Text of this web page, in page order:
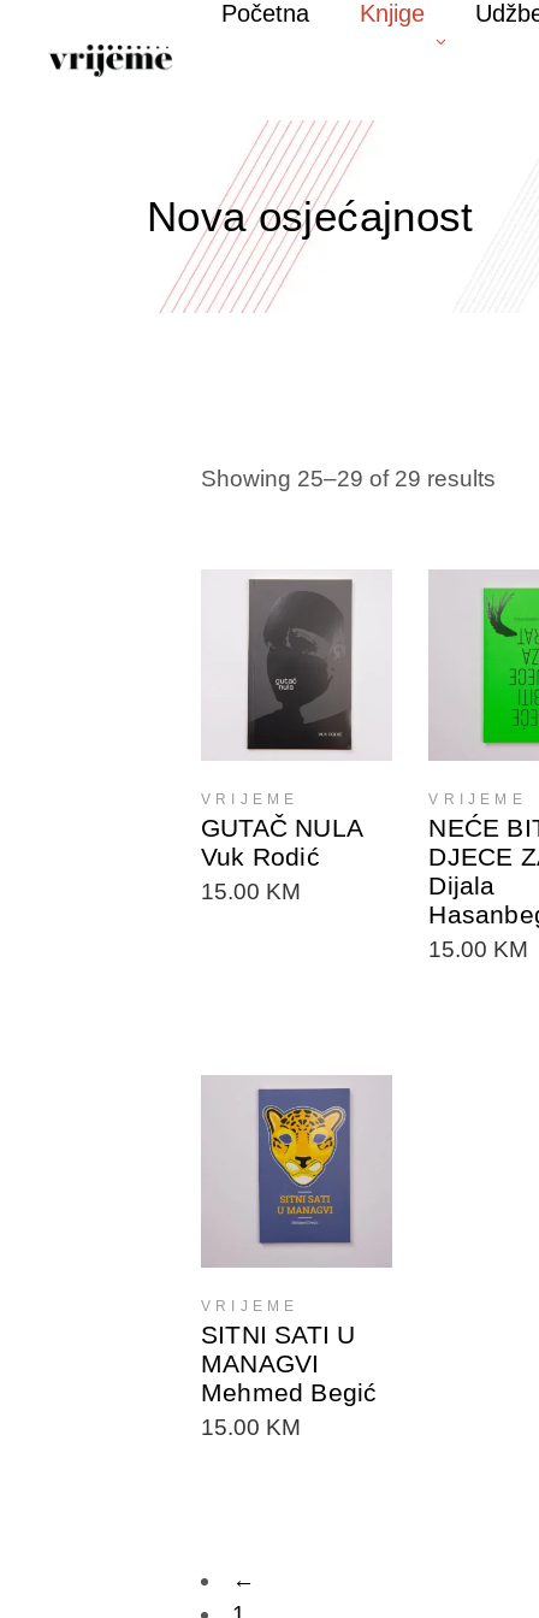
Početna Knjige
Nova osjećajnost
Showing 25–29 of 29 results
DODAJTE U
KORPU
VRIJEME
GUTAČ NULA
Vuk Rodić
15.00 KM
VRIJEME
NEĆE
DJECE
Dijala
15.00 KM
DODAJTE U
KORPU
VRIJEME
SITNI SATI U
MANAGVI
Mehmed Begić
15.00 KM
←